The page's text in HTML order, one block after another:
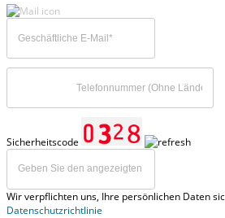
Sicherheitscode
Wir verpflichten uns, Ihre persönlichen Daten
Datenschutzrichtlinie